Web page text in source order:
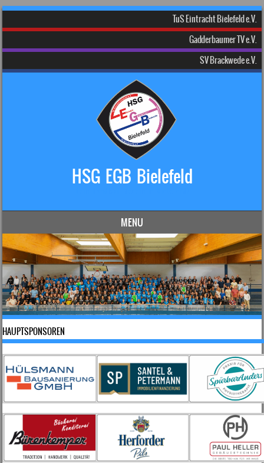
TuS Eintracht Bielefeld e.V.
Gadderbaumer TV e.V.
SV Brackwede e.V.
HSG EGB Bielefeld
MENU
Skip to content
HAUPTSPONSOREN